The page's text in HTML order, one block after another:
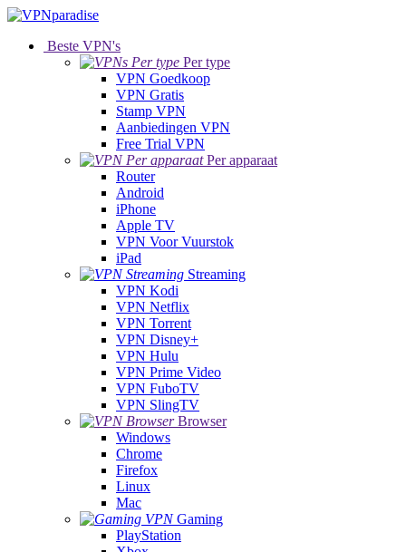
Beste VPN's
Per type
VPN Goedkoop
VPN Gratis
Stamp VPN
Aanbiedingen VPN
Free Trial VPN
Per apparaat
Router
Android
iPhone
Apple TV
VPN Voor Vuurstok
iPad
Streaming
VPN Kodi
VPN Netflix
VPN Torrent
VPN Disney+
VPN Hulu
VPN Prime Video
VPN FuboTV
VPN SlingTV
Browser
Windows
Chrome
Firefox
Linux
Mac
Gaming
PlayStation